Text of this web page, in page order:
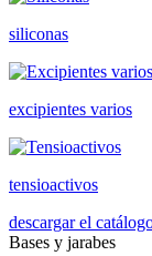
siliconas
excipientes varios
tensioactivos
descargar el
Bases y jarabes